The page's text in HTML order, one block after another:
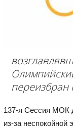
переизбран
137-я Сессия МОК
из-за неспокойной